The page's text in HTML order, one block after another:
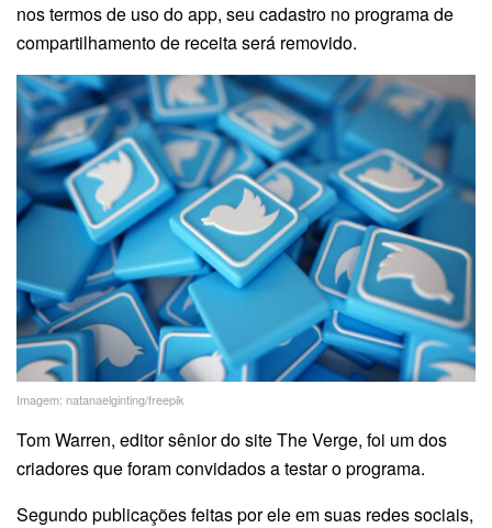
nos termos de uso do app, seu cadastro no programa de
compartilhamento de receita será removido.
Imagem: natanaelginting/freepik
Tom Warren, editor sênior do site The Verge, foi um dos
criadores que foram convidados a testar o programa.
Segundo publicações feitas por ele em suas redes sociais,